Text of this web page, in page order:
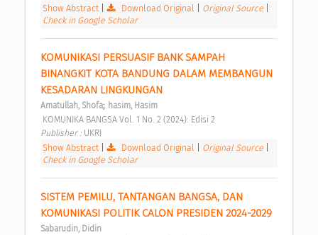
Show Abstract| Download Original Original Source
Check in Google Scholar
KOMUNIKASI PERSUASIF BANK SAMPAH
BINANGKIT KOTA BANDUNG DALAM MEMBANGUN
KESADARAN LINGKUNGAN
Amatullah, Shofa; hasim, Hasim
KOMUNIKA BANGSA Vol. 1 No. 2 (2024): Edisi 2
Publisher : UKRI
Show Abstract| Download Original Original Source
Check in Google Scholar
SISTEM PEMILU, TANTANGAN BANGSA, DAN
KOMUNIKASI POLITIK CALON PRESIDEN 2024-2029
Sabarudin, Didin